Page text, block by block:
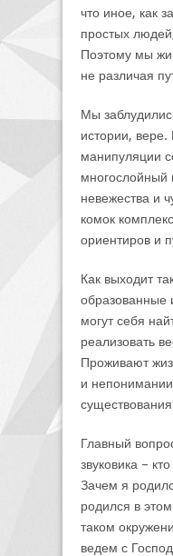
что иное, как
простых
Поэтому мы
не различая
Мы
истории,
манипуляции
многослойный
невежества и
комок
ориентиров и
Как выходит
образованные
могут себя
реализовать
Проживают
и
Главный
звуковика –
Зачем я
родился в
таком
ведем с